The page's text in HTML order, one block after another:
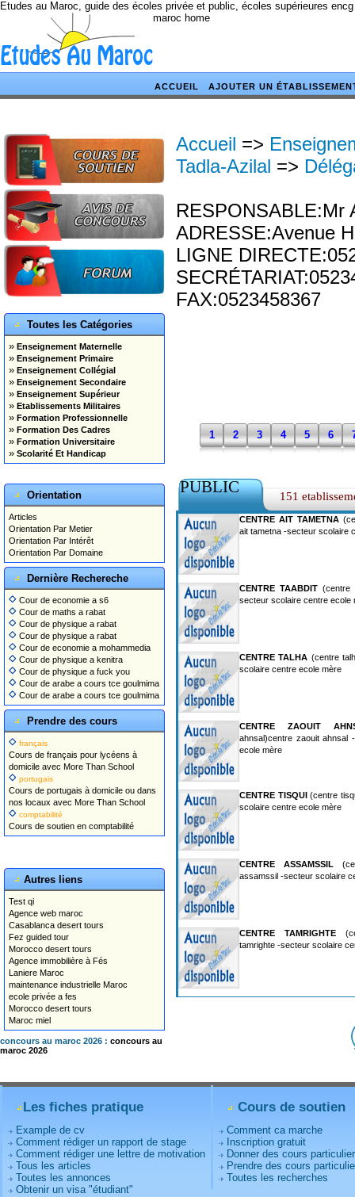
Etudes au Maroc, guide des écoles privée et public, écoles supérieures
maroc home
ACCUEIL AJOUTER UN
Toutes les Catégories
» Enseignement Maternelle
» Enseignement Primaire
» Enseignement Collégial
» Enseignement Secondaire
» Enseignement Supérieur
» Etablissements Militaires
» Formation Professionnelle
» Formation Des Cadres
» Formation Universitaire
» Scolarité Et Handicap
Orientation
Articles
Orientation Par Metier
Orientation Par Intérêt
Orientation Par Domaine
Dernière Rechereche
Cour de economie a s6
Cour de maths a rabat
Cour de physique a rabat
Cour de physique a rabat
Cour de economie a mohammedia
Cour de physique a kenitra
Cour de physique a fuck you
Cour de arabe a cours tce goulmima
Cour de arabe a cours tce goulmima
Prendre des cours
français
Cours de français pour lycéens à
domicile avec More Than School
portugais
Cours de portugais à domicile ou dans
nos locaux avec More Than School
comptabilité
Cours de soutien en comptabilité
Autres liens
Test qi
Agence web maroc
Casablanca desert tours
Fez guided tour
Morocco desert tours
Agence immobilière à Fés
Laniere Maroc
maintenance industrielle Maroc
ecole privée a fes
Morocco desert tours
Maroc miel
concours au maroc 2026 : concours au
maroc 2026
Accueil =>
Tadla-Azilal =>
RESPONSABLE:Mr
ADRESSE:Avenue
LIGNE
FAX:0523458367
1 2 3 4 5 6
PUBLIC 151
CENTRE AIT TAMETNA
ait tametna -secteur scolaire
CENTRE TAABDIT(centre
secteur scolaire centre ecole
CENTRE TALHA (centre
scolaire centre ecole mère
CENTRE ZAOUIT
ahnsal)centre zaouit ahnsal
ecole mère
CENTRE TISQUI(centre
scolaire centre ecole mère
CENTRE ASSAMSSIL
assamssil -secteur scolaire
CENTRE TAMRIGHTE
tamrighte -secteur scolaire
Les fiches pratique
Example de cv
Comment rédiger un rapport de stage
Comment rédiger une lettre de motivation
Tous les articles
Toutes les annonces
Obtenir un visa "étudiant"
Cours de soutien
Comment ca marche
Inscription gratuit
Donner des cours
Prendre des cours
Toutes les recherches